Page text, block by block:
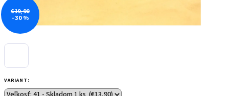
VARIANT:
€19,90
–30 %